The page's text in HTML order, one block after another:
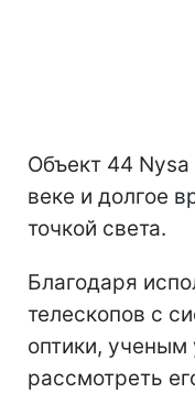
Объект 44
веке и долгое
точкой света.
Благодаря
телескопов с
оптики, ученым
рассмотреть